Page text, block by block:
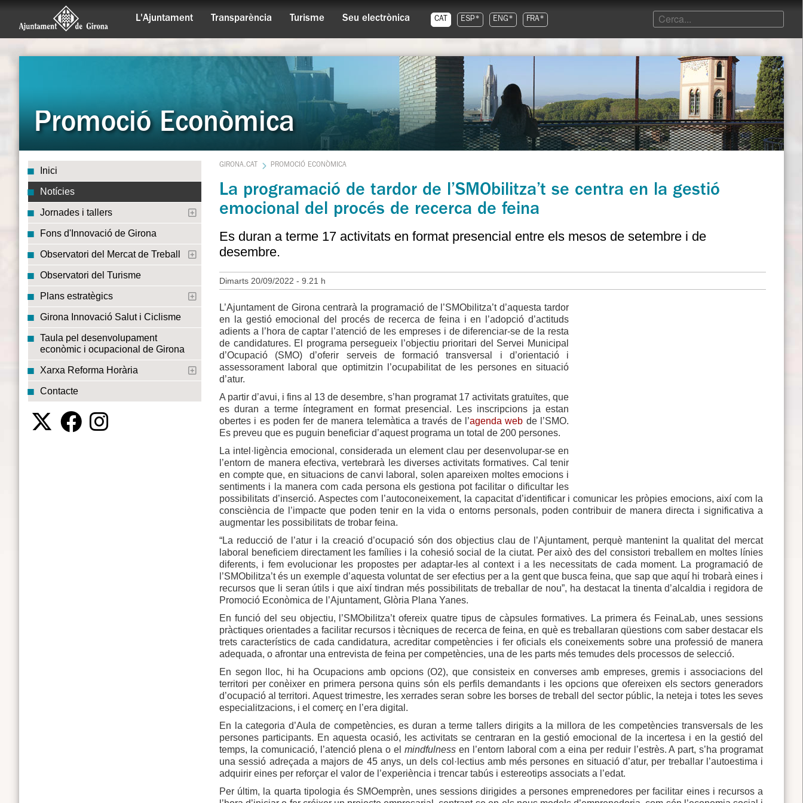
L'Ajuntament Transparència Turisme Seu electrònica CAT ESP* ENG* FRA*
Promoció Econòmica
Inici
Notícies
Jornades i tallers
Fons d'Innovació de Girona
Observatori del Mercat de Treball
Observatori del Turisme
Plans estratègics
Girona Innovació Salut i Ciclisme
Taula pel desenvolupament
econòmic i ocupacional de Girona
Xarxa Reforma Horària
Contacte
GIRONA.CAT PROMOCIÓ ECONÒMICA
La programació de tardor de l’SMObilitza’t se centra en la gestió
emocional del procés de recerca de feina
Es duran a terme 17 activitats en format presencial entre els mesos de setembre i de
desembre.
Dimarts 20/09/2022 - 9.21 h
L’Ajuntament de Girona centrarà la programació de l’SMObilitza’t d’aquesta tardor
en la gestió emocional del procés de recerca de feina i en l’adopció d’actituds
adients a l’hora de captar l’atenció de les empreses i de diferenciar-se de la resta
de candidatures. El programa persegueix l’objectiu prioritari del Servei Municipal
d’Ocupació (SMO) d’oferir serveis de formació transversal i d’orientació i
assessorament laboral que optimitzin l’ocupabilitat de les persones en situació
d’atur.
A partir d’avui, i fins al 13 de desembre, s’han programat 17 activitats gratuïtes, que
es duran a terme íntegrament en format presencial. Les inscripcions ja estan
obertes i es poden fer de manera telemàtica a través de l’agenda web de l’SMO.
Es preveu que es puguin beneficiar d’aquest programa un total de 200 persones.
La intel·ligència emocional, considerada un element clau per desenvolupar-se en
l’entorn de manera efectiva, vertebrarà les diverses activitats formatives. Cal tenir
en compte que, en situacions de canvi laboral, solen apareixen moltes emocions i
sentiments i la manera com cada persona els gestiona pot facilitar o dificultar les
possibilitats d’inserció. Aspectes com l’autoconeixement, la capacitat d’identificar i comunicar les pròpies emocions, així com la
consciència de l’impacte que poden tenir en la vida o entorns personals, poden contribuir de manera directa i significativa a
augmentar les possibilitats de trobar feina.
“La reducció de l’atur i la creació d’ocupació són dos objectius clau de l’Ajuntament, perquè mantenint la qualitat del mercat
laboral beneficiem directament les famílies i la cohesió social de la ciutat. Per això des del consistori treballem en moltes línies
diferents, i fem evolucionar les propostes per adaptar-les al context i a les necessitats de cada moment. La programació de
l’SMObilitza’t és un exemple d’aquesta voluntat de ser efectius per a la gent que busca feina, que sap que aquí hi trobarà eines i
recursos que li seran útils i que així tindran més possibilitats de treballar de nou”, ha destacat la tinenta d’alcaldia i regidora de
Promoció Econòmica de l’Ajuntament, Glòria Plana Yanes.
En funció del seu objectiu, l’SMObilitza’t ofereix quatre tipus de càpsules formatives. La primera és FeinaLab, unes sessions
pràctiques orientades a facilitar recursos i tècniques de recerca de feina, en què es treballaran qüestions com saber destacar els
trets característics de cada candidatura, acreditar competències i fer oficials els coneixements sobre una professió de manera
adequada, o afrontar una entrevista de feina per competències, una de les parts més temudes dels processos de selecció.
En segon lloc, hi ha Ocupacions amb opcions (O2), que consisteix en converses amb empreses, gremis i associacions del
territori per conèixer en primera persona quins són els perfils demandants i les opcions que ofereixen els sectors generadors
d’ocupació al territori. Aquest trimestre, les xerrades seran sobre les borses de treball del sector públic, la neteja i totes les seves
especialitzacions, i el comerç en l’era digital.
En la categoria d’Aula de competències, es duran a terme tallers dirigits a la millora de les competències transversals de les
persones participants. En aquesta ocasió, les activitats se centraran en la gestió emocional de la incertesa i en la gestió del
temps, la comunicació, l’atenció plena o el mindfulnessen l’entorn laboral com a eina per reduir l’estrès. A part, s’ha programat
una sessió adreçada a majors de 45 anys, un dels col·lectius amb més persones en situació d’atur, per treballar l’autoestima i
adquirir eines per reforçar el valor de l’experiència i trencar tabús i estereotips associats a l’edat.
Per últim, la quarta tipologia és SMOemprèn, unes sessions dirigides a persones emprenedores per facilitar eines i recursos a